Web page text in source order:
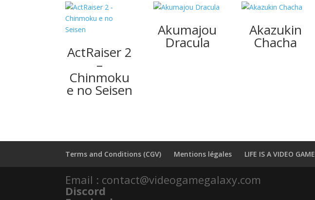
ActRaiser 2
–
Chinmoku
e no Seisen
Akumajou
Dracula
Akazukin
Chacha
Terms and Conditions (CGV) Mentions légales LIFE IS A VIDEO GAME
Email : contact@videogamegalaxy.com
Discord